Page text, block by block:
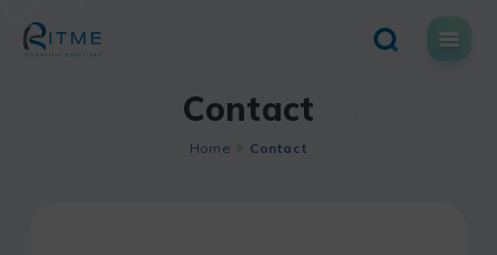
content
Contact
Home Contact